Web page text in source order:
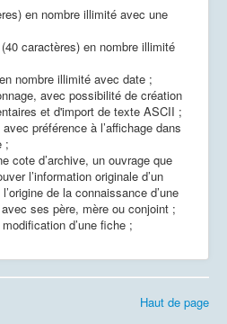
en nombre illimité avec une
caractères) en nombre illimité
nombre illimité avec date ;
avec possibilité de création
et d'import de texte ASCII ;
préférence à l’affichage dans
;
cote d’archive, un ouvrage que
l’information originale d’un
de la connaissance d’une
ses père, mère ou conjoint ;
d’une fiche ;
Haut de page